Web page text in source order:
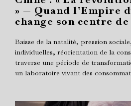
» — Quand l’Empire
change son centre
Baisse de la natalité, pression
individuelles, réorientation de la
traverse une période de
un laboratoire vivant des